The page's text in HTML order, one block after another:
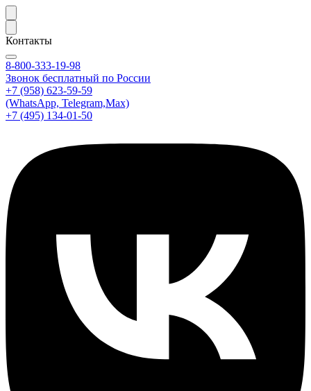
Контакты
8-800-333-19-98
Звонок бесплатный по России
+7 (958) 623-59-59
(WhatsApp, Telegram,Max)
+7 (495) 134-01-50